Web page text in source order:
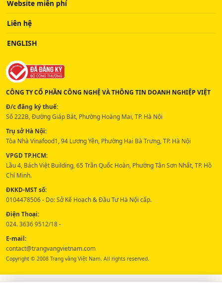
Website miễn phí
Liên hệ
ENGLISH
CÔNG TY CỔ PHẦN CÔNG NGHỆ VÀ THÔNG TIN DOANH NGHIỆP VIỆT
Đ/c đăng ký thuế:
Số 222B, Đường Giáp Bát, Phường Hoàng Mai, TP. Hà Nội
Trụ sở Hà Nội:
Tòa Nhà Vinafood1, 94 Lương Yên, Phường Hai Bà Trưng, TP. Hà Nội
VPGD TP.HCM:
Lầu 4, Bách Việt Building, 65 Trần Quốc Hoàn, Phường Tân Sơn Nhất, TP. Hồ
Chí Minh.
ĐKKD-MST số:
0104478506 - Do: Sở Kế Hoạch & Đầu Tư Hà Nội cấp.
Điện Thoại:
024. 3636 9512/18 -
E-mail:
contact@trangvangvietnam.com
Copyright © 2008 Trang vàng Việt Nam. All rights reserved.